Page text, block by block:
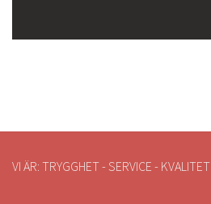
VI ÄR: TRYGGHET - SERVICE - KVALITET